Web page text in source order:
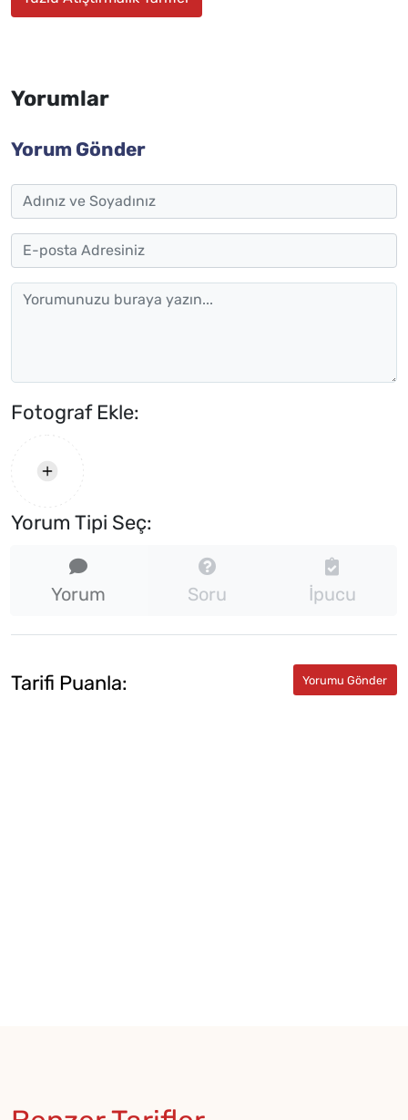
Yorumlar
Yorum Gönder
Fotograf Ekle:
Yorum Tipi Seç:
Yorum Soru İpucu
Tarifi Puanla: